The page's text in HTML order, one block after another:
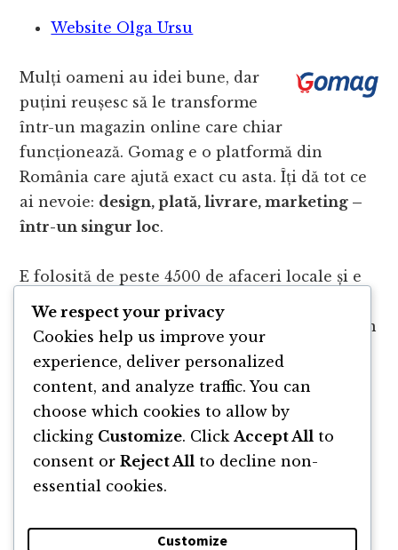
Website Olga Ursu
Mulți oameni au idei bune, dar
puțini reușesc să le transforme
într-un magazin online care chiar
funcționează. Gomag e o platformă din
România care ajută exact cu asta. Îți dă tot ce
ai nevoie: design, plată, livrare, marketing –
într-un singur loc.
E folosită de peste 4500 de afaceri locale și e
gândită astfel încât să pornești simplu, fără
bătăi de cap. Dacă vrei să transformi ideile din
podcast în ceva concret, intră pegomag.ro
vezi cum începi.
We respect your privacy
Cookies help us improve your
experience, deliver personalized
content, and analyze traffic. You can
choose which cookies to allow by
clicking Customize. Click Accept All to
consent or Reject All to decline non-
essential cookies.
Customize